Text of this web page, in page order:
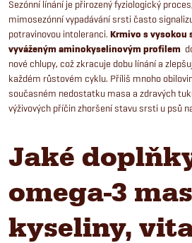
Sezónní línání je přirozený fyziologický
mimosezónní vypadávání srsti často
potravinovou intoleranci. Krmivo s vysokou
vyváženým aminokyselinovým profilem
nové chlupy, což zkracuje dobu línání a
každém růstovém cyklu. Příliš mnoho
současném nedostatku masa a zdravých
výživových příčin zhoršení stavu srsti u psů
Jaké
omega-3
kyseliny,